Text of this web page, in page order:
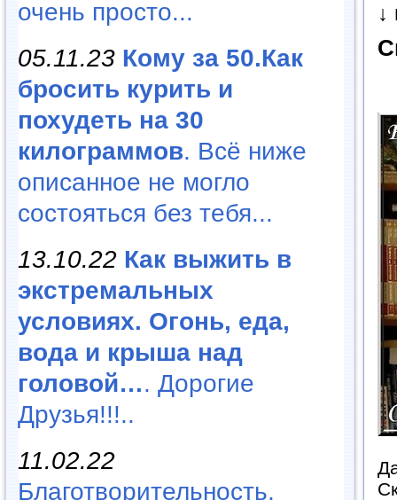
очень просто...
05.11.23 Кому за 50.Как
бросить курить и
похудеть на 30
килограммов. Всё ниже
описанное не могло
состояться без тебя...
13.10.22 Как выжить в
экстремальных
условиях. Огонь, еда,
вода и крыша над
головой…. Дорогие
Друзья!!!..
11.02.22
Благотворительность,